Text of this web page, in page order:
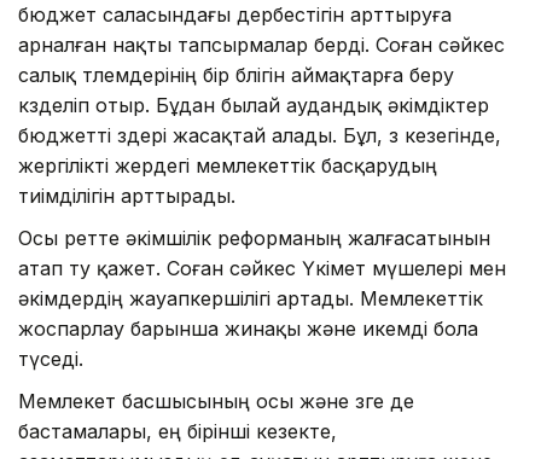
бюджет саласындағы дербестігін арттыруға
арналған нақты тапсырмалар берді. Соған сәйкес
салық төлемдерінің бір бөлігін аймақтарға беру
көзделіп отыр. Бұдан былай аудандық әкімдіктер
бюджетті өздері жасақтай алады. Бұл, өз кезегінде,
жергілікті жердегі мемлекеттік басқарудың
тиімділігін арттырады.
Осы ретте әкімшілік реформаның жалғасатынын
атап өту қажет. Соған сәйкес Үкімет мүшелері мен
әкімдердің жауапкершілігі артады. Мемлекеттік
жоспарлау барынша жинақы және икемді бола
түседі.
Мемлекет басшысының осы және өзге де
бастамалары, ең бірінші кезекте,